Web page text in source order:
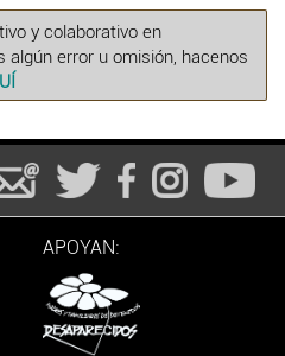
y colaborativo en
error u omisión, hacenos
APOYAN: